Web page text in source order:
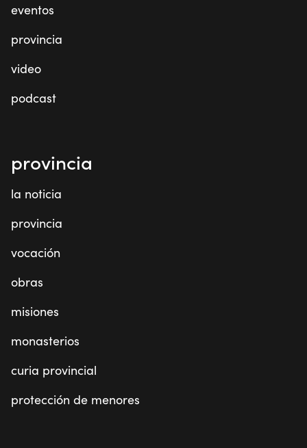
eventos
provincia
video
podcast
provincia
la noticia
provincia
vocación
obras
misiones
monasterios
curia provincial
protección de menores